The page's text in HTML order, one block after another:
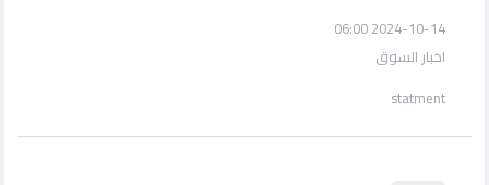
2024-10-14 06:00
اخبار السوق
statment